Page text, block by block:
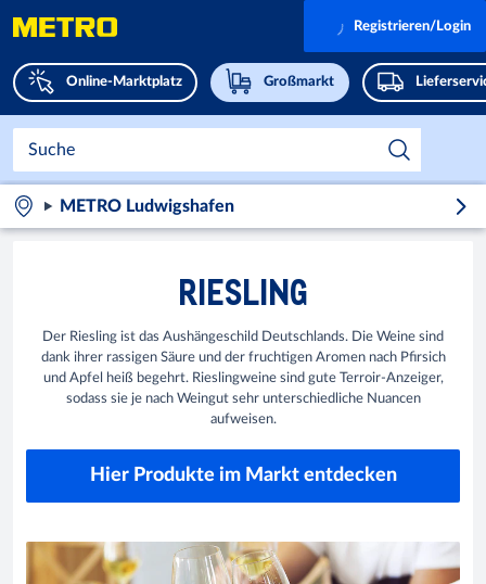
Online-Marktplatz Großmarkt
Registrieren/Login
METRO Ludwigshafen
RIESLING
Der Riesling ist das Aushängeschild Deutschlands. Die Weine sind
dank ihrer rassigen Säure und der fruchtigen Aromen nach Pfirsich
und Apfel heiß begehrt. Rieslingweine sind gute Terroir-Anzeiger,
sodass sie je nach Weingut sehr unterschiedliche Nuancen
aufweisen.
Hier Produkte im Markt entdecken